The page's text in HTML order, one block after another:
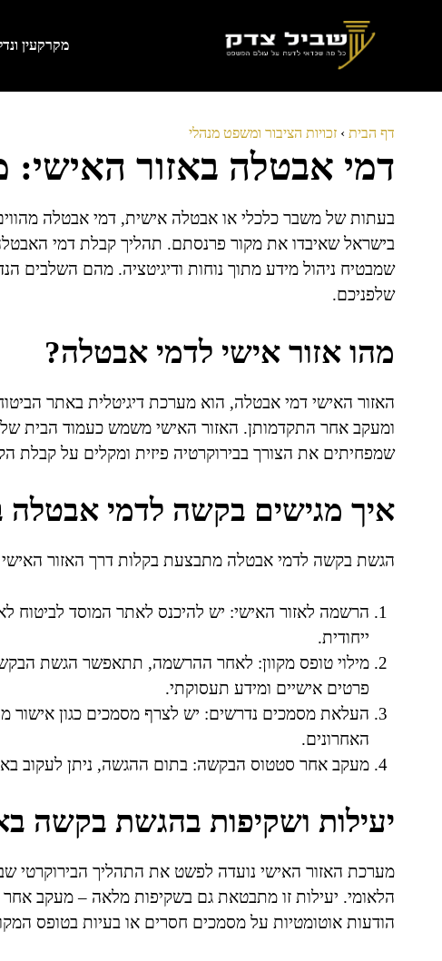
מקרקעין
דף הבית › זכויות הציבור ומשפט מנהלי
דמי אבטלה באזור האישי:
בעתות של משבר כלכלי או אבטלה אישית, דמי אבטלה
בישראל שאיבדו את מקור פרנסתם. תהליך קבלת דמי
שמבטיח ניהול מידע מתוך נוחות ודיגיטציה. מהם השלבים
שלפניכם.
מהו אזור אישי לדמי אבטלה?
האזור האישי דמי אבטלה, הוא מערכת דיגיטלית באתר
ומעקב אחר התקדמותן. האזור האישי משמש כעמוד הבית של
שמפחיתים את הצורך בבירוקרטיה פיזית ומקלים על קבלת
איך מגישים בקשה לדמי אבטלה
הגשת בקשה לדמי אבטלה מתבצעת בקלות דרך האזור
הרשמה לאזור האישי: יש להיכנס לאתר המוסד לביטוח
ייחודית.
מילוי טופס מקוון: לאחר ההרשמה, תתאפשר הגשת
פרטים אישיים ומידע תעסוקתי.
העלאת מסמכים נדרשים: יש לצרף מסמכים כגון אישור
האחרונים.
מעקב אחר סטטוס הבקשה: בתום ההגשה, ניתן לעקוב
יעילות ושקיפות בהגשת בקשה
מערכת האזור האישי נועדה לפשט את התהליך הבירוקרטי
הלאומי. יעילות זו מתבטאת גם בשקיפות מלאה – מעקב
הודעות אוטומטיות על מסמכים חסרים או בעיות בטופס